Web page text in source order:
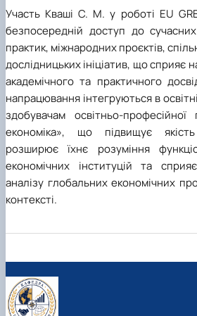
Участь Кваші С. М. у роботі EU
безпосередній доступ до
практик, міжнародних проєктів,
дослідницьких ініціатив, що
академічного та практичного
напрацювання інтегруються в
здобувачам освітньо-
економіка», що підвищує якість
розширює їхнє розуміння
економічних інституцій та
аналізу глобальних економічних
контексті.